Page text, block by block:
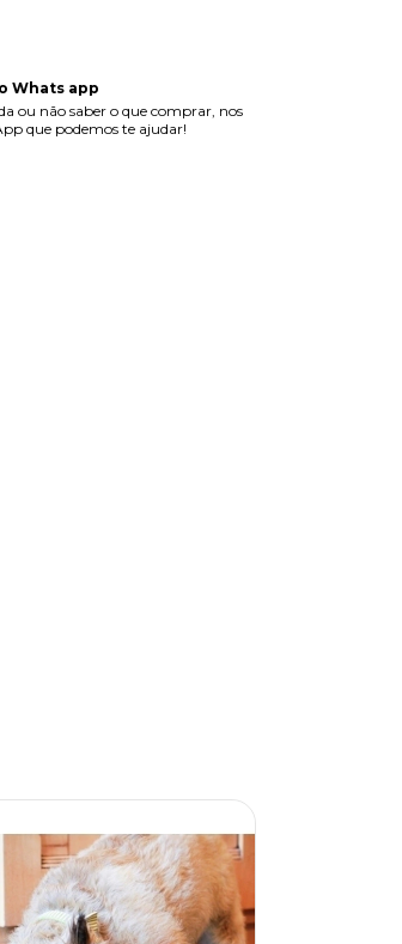
Whats app
ou não saber o que comprar, nos
que podemos te ajudar!